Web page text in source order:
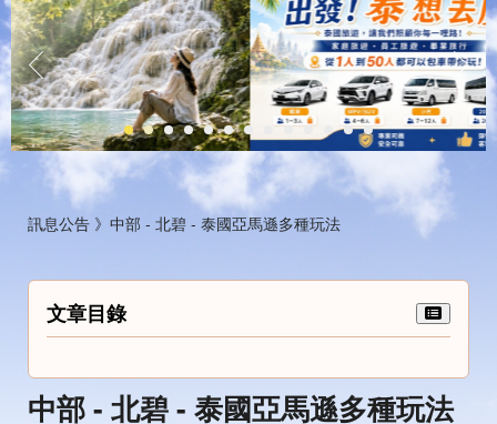
訊息公告 》 中部 - 北碧 - 泰國亞馬遜多種玩法
文章目錄
中部 - 北碧 - 泰國亞馬遜多種玩法